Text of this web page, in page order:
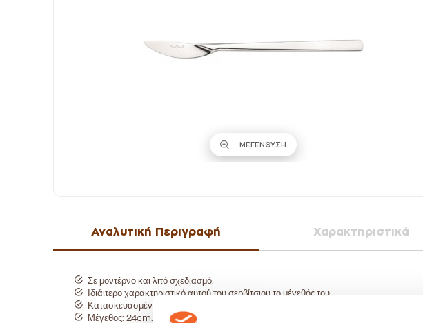
ΜΕΓΕΝΘΥΣΗ
Αναλυτική Περιγραφή Χαρακτηριστικά
Σε μοντέρνο και λιτό σχεδιασμό.
Ιδιάιτερο χαρακτηριστικό αυτού του σερβίτσιου το μέγεθός του.
Κατασκευασμένο από ανοξείδωτο ατσάλι.
Μέγεθος: 24cm.